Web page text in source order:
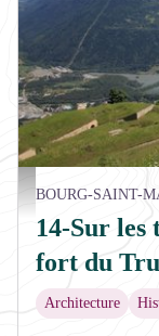
Vue sur la vallée
BOURG-SAINT-
14-Sur les
fort du
Architecture